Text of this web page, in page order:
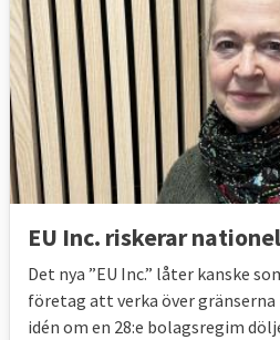
EU Inc. riskerar
Det nya ”EU Inc.” låter kanske
företag att verka över gränserna
idén om en 28:e bolagsregim